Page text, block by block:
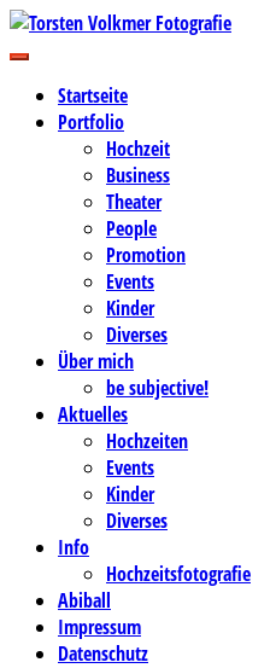
Zum
Inhalt
Torsten Volkmer
Business-, Portrait- und
Startseite
Portfolio
Hochzeit
Business
Theater
People
Promotion
Events
Kinder
Diverses
Über mich
be subjective!
Aktuelles
Hochzeiten
Events
Kinder
Diverses
Info
Hochzeitsfotografie
Abiball
Impressum
Datenschutz